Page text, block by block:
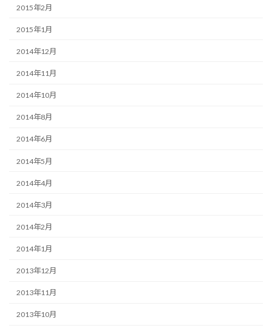
2015年2月
2015年1月
2014年12月
2014年11月
2014年10月
2014年8月
2014年6月
2014年5月
2014年4月
2014年3月
2014年2月
2014年1月
2013年12月
2013年11月
2013年10月